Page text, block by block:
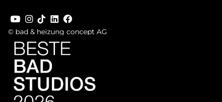
© bad & heizung concept AG